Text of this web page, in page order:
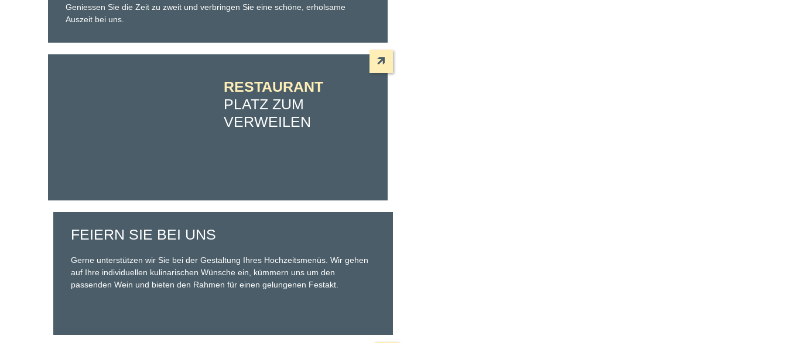
Geniessen Sie die Zeit zu zweit und verbringen Sie eine schöne, erholsame
Auszeit bei uns.
RESTAURANT
PLATZ ZUM
VERWEILEN
FEIERN SIE BEI UNS
Gerne unterstützen wir Sie bei der Gestaltung Ihres Hochzeitsmenüs. Wir gehen
auf Ihre individuellen kulinarischen Wünsche ein, kümmern uns um den
passenden Wein und bieten den Rahmen für einen gelungenen Festakt.